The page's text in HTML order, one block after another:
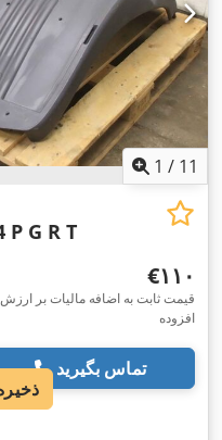
1 / 11
P G R T
‎€۱۱۰
قیمت ثابت به اضافه مالیات بر ارزش
افزوده
تماس بگیرید